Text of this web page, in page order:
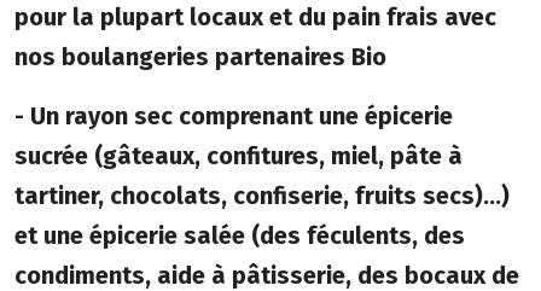
pour la plupart locaux et du pain frais avec
nos boulangeries partenaires Bio
- Un rayon sec comprenant une épicerie
sucrée (gâteaux, confitures, miel, pâte à
tartiner, chocolats, confiserie, fruits secs)...)
et une épicerie salée (des féculents, des
condiments, aide à pâtisserie, des bocaux de